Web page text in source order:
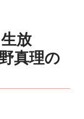
放
真理の